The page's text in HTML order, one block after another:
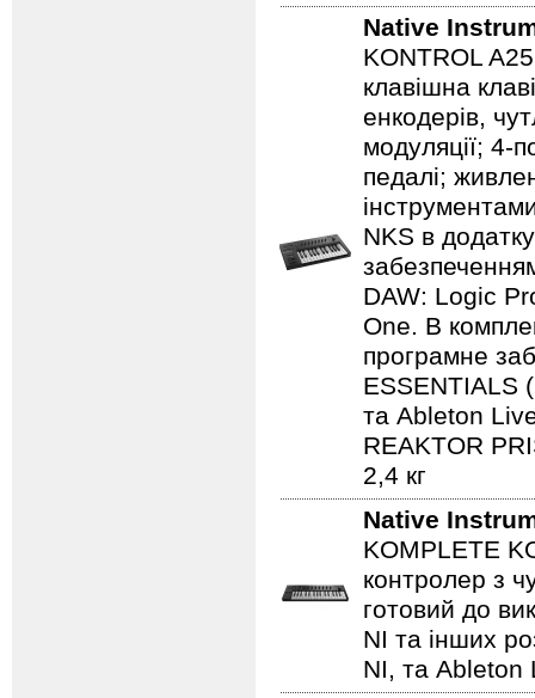
Native
KONTROL
клавішна
енкодерів,
модуляції; 4-
педалі;
NKS в
DAW: Logic
One. В
програмне
ESSENTIALS
та Ableton
REAKTOR
2,4 кг
Native
KOMPLETE
контролер з
готовий до
NI та інших
NI, та Ableton